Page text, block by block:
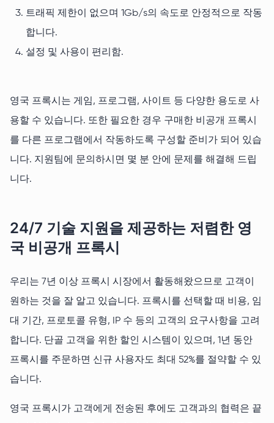
트래픽 제한이 없으며 1Gb/s의 속도로 안정적으로 작동
합니다.
설정 및 사용이 편리함.
영국 프록시는 게임, 프로그램, 사이트 등 다양한 용도로 사
용할 수 있습니다. 또한 필요한 경우 구매한 비공개 프록시
를 다른 프로그램에서 작동하도록 구성할 준비가 되어 있습
니다. 지원팀에 문의하시면 몇 분 안에 문제를 해결해 드립
니다.
24/7 기술 지원을 제공하는 저렴한 영
국 비공개 프록시
우리는 7년 이상 프록시 시장에서 활동해왔으므로 고객이
원하는 것을 잘 알고 있습니다. 프록시를 선택할 때 비용, 임
대 기간, 프로토콜 유형, IP 수 등의 고객의 요구사항을 고려
합니다. 단골 고객을 위한 할인 시스템이 있으며, 1년 동안
프록시를 주문하면 신규 사용자도 최대 52%를 절약할 수 있
습니다.
영국 프록시가 고객에게 전송된 후에도 고객과의 협력은 끝